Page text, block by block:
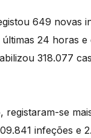
649 novas
últimas 24 horas
318.077
registaram-se
infeções e